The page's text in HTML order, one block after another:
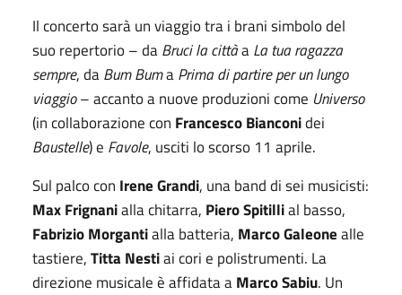
Il concerto sarà un viaggio tra i brani simbolo del
suo repertorio – daBruci la cittàaLa tua ragazza
sempre, daBum BumaPrima di partire per un lungo
viaggio– accanto a nuove produzioni come Universo
(in collaborazione con Francesco Bianconidei
Baustelle) e Favole, usciti lo scorso 11 aprile.
Sul palco con Irene Grandi, una band di sei musicisti:
Max Frignanialla chitarra, Piero Spitillial basso,
Fabrizio Morgantialla batteria, Marco Galeonealle
tastiere,Titta Nestiai cori e polistrumenti. La
direzione musicale è affidata aMarco Sabiu. Un